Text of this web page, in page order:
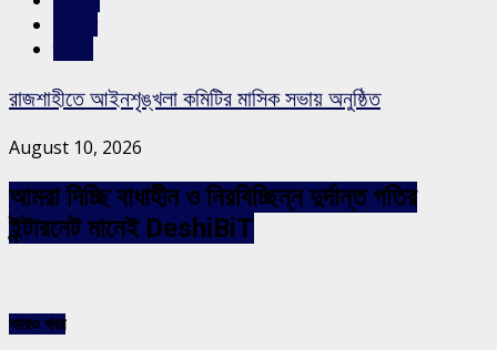
রাজশাহীতে আইনশৃঙ্খলা কমিটির মাসিক সভায় অনুষ্ঠিত
August 10, 2026
আমরা দিচ্ছি বাধাহীন ও নিরবিচ্ছিন্ন দুর্দান্ত গতির
ইন্টারনেট মানেই DeshiBiT
আরও খবর